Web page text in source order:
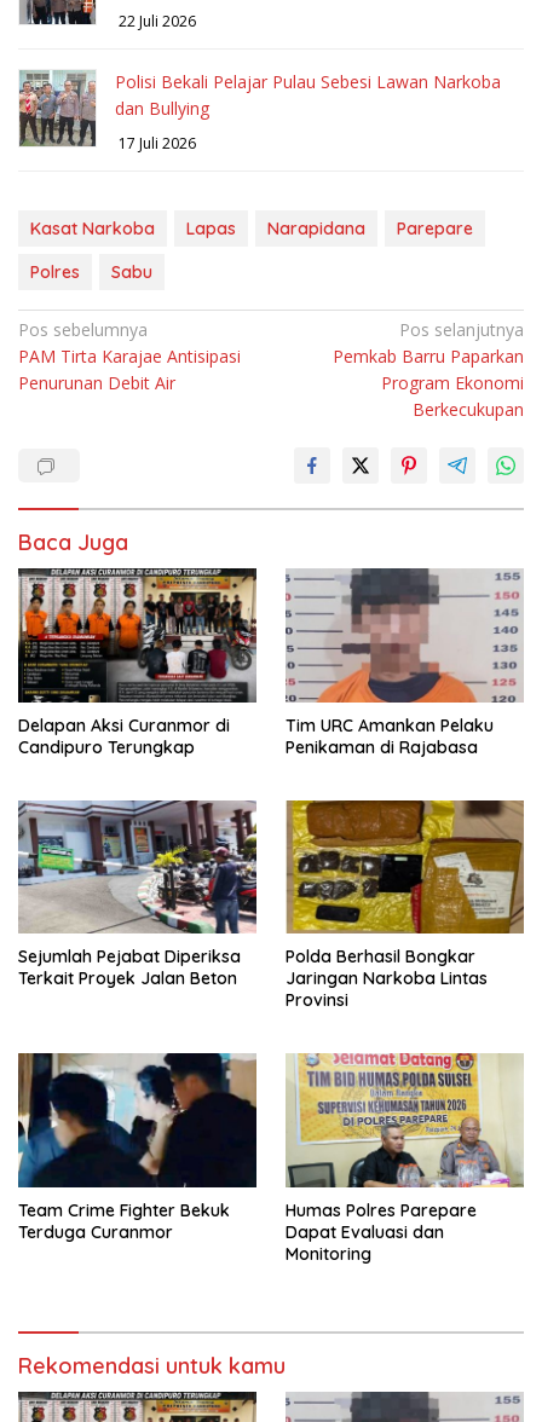
22 Juli 2026
Polisi Bekali Pelajar Pulau Sebesi Lawan Narkoba
dan Bullying
17 Juli 2026
Kasat Narkoba Lapas Narapidana
Parepare
Polres
Sabu
Navigasi
pos
Pos sebelumnya
PAM Tirta Karajae Antisipasi
Penurunan Debit Air
Pos selanjutnya
Pemkab Barru Paparkan
Program Ekonomi
Berkecukupan
Baca Juga
Delapan Aksi Curanmor di
Candipuro Terungkap
Tim URC Amankan Pelaku
Penikaman di Rajabasa
Sejumlah Pejabat Diperiksa
Terkait Proyek Jalan Beton
Polda Berhasil Bongkar
Jaringan Narkoba Lintas
Provinsi
Team Crime Fighter Bekuk
Terduga Curanmor
Humas Polres Parepare
Dapat Evaluasi dan
Monitoring
Rekomendasi untuk kamu